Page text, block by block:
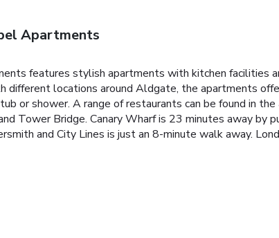
Apartments
features stylish apartments with kitchen facilities
different locations around Aldgate, the apartments
or shower. A range of restaurants can be found in
Tower Bridge. Canary Wharf is 23 minutes away by
and City Lines is just an 8-minute walk away.